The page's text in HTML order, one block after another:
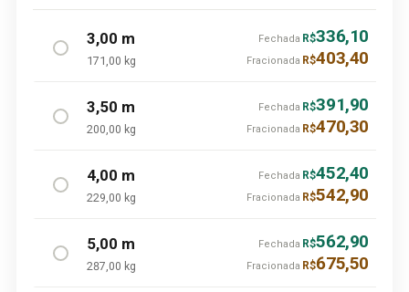
3,00 m
171,00 kg
Fechada R$336,10
Fracionada R$403,40
3,50 m
200,00 kg
Fechada R$391,90
Fracionada R$470,30
4,00 m
229,00 kg
Fechada R$452,40
Fracionada R$542,90
5,00 m
287,00 kg
Fechada R$562,90
Fracionada R$675,50